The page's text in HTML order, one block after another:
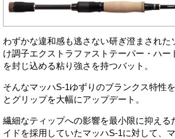
わずかな違和感も逃さない研ぎ澄まされた
け調子エクストラファストテーパー・ハー
を封じ込める粘り強さを持つバット。
そんなマッハS-1ゆずりのブランクス特性
とグリップを大幅にアップデート。
繊細なティップへの影響を最小限に抑える
イドを採用していたマッハS-1に対して、